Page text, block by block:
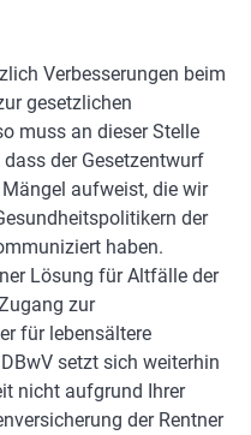
Verbesserungen beim
gesetzlichen
muss an dieser Stelle
der Gesetzentwurf
aufweist, die wir
der
haben.
Lösung für Altfälle der
zur
für lebensältere
setzt sich weiterhin
nicht aufgrund Ihrer
der Rentner